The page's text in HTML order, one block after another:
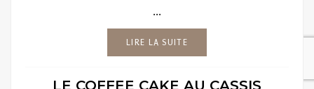
...
LIRE LA SUITE
LE COFFEE CAKE AU CASSIS